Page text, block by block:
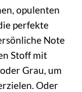
opulenten
perfekte
Note
Stoff mit
Grau, um
Oder